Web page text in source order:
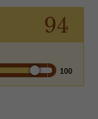
94
100
Co. KG